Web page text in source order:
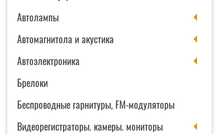
Автолампы
Автомагнитола и акустика
Автоэлектроника
Брелоки
Беспроводные гарнитуры, FM-модуляторы
Видеорегистраторы. камеры. мониторы